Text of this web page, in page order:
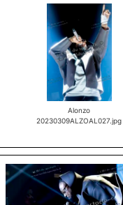
Alonzo
20230309ALZOAL027.jpg